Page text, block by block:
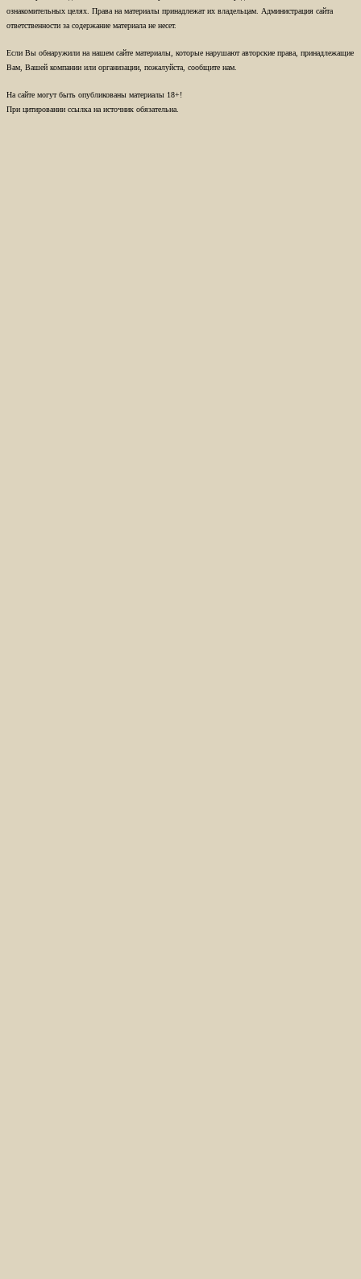
ознакомительных целях. Права на материалы принадлежат их владельцам. Администрация сайта
ответственности за содержание материала не несет.
Если Вы обнаружили на нашем сайте материалы, которые нарушают авторские права, принадлежащие
Вам, Вашей компании или организации, пожалуйста, сообщите нам.
На сайте могут быть опубликованы материалы 18+!
При цитировании ссылка на источник обязательна.